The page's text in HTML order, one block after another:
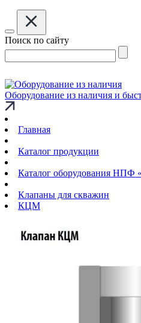
Поиск по сайту
Оборудование из наличия и
Главная
Каталог продукции
Каталог оборудования НПФ
Клапаны для скважин
КЦМ